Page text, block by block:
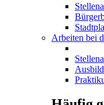
Arbeiten bei